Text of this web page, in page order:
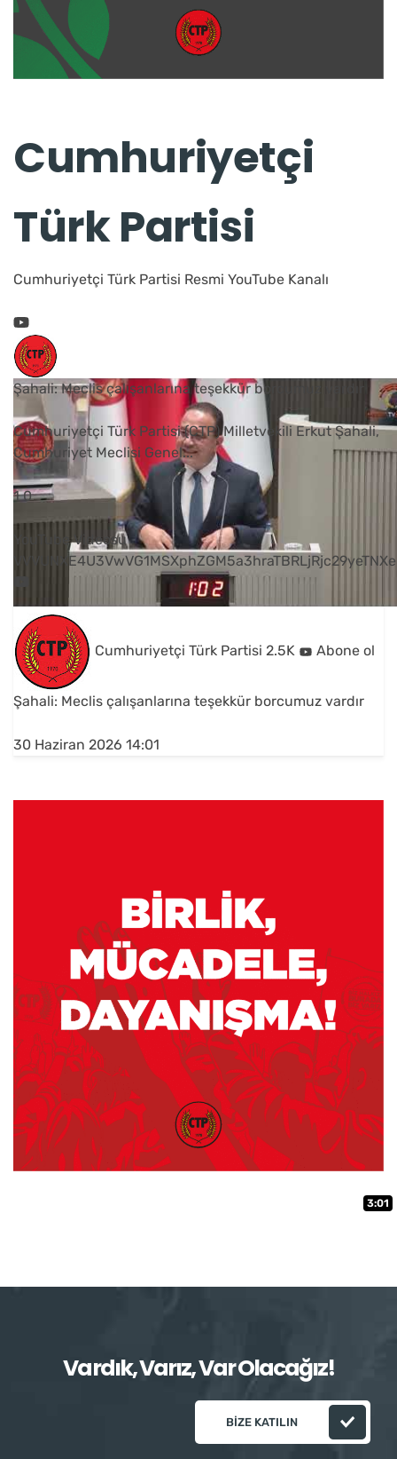
Cumhuriyetçi
Türk Partisi
Cumhuriyetçi Türk Partisi Resmi YouTube Kanalı
3:01
Şahali: Meclis çalışanlarına teşekkür borcumuz vardır
Cumhuriyetçi Türk Partisi (CTP) Milletvekili Erkut Şahali,
Cumhuriyet Meclisi Genel...
1 0
YouTube Videosu
Cumhuriyetçi Türk Partisi 2.5K Abone ol
Şahali: Meclis çalışanlarına teşekkür borcumuz vardır
30 Haziran 2026 14:01
Vardık, Varız, Var Olacağız!
BIZE KATILIN